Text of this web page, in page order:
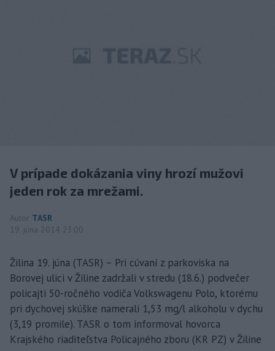
V prípade dokázania viny hrozí mužovi
jeden rok za mrežami.
Autor TASR
19. júna 2014 23:00
Žilina 19. júna (TASR) – Pri cúvaní z parkoviska na
Borovej ulici v Žiline zadržali v stredu (18.6.) podvečer
policajti 50-ročného vodiča Volkswagenu Polo, ktorému
pri dychovej skúške namerali 1,53 mg/l alkoholu v dychu
(3,19 promile). TASR o tom informoval hovorca
Krajského riaditeľstva Policajného zboru (KR PZ) v Žiline